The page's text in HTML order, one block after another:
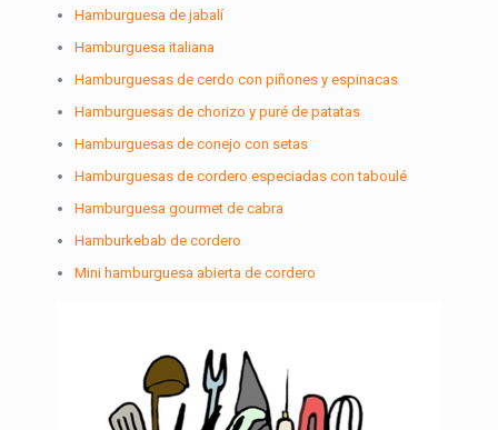
Hamburguesa de jabalí
Hamburguesa italiana
Hamburguesas de cerdo con piñones y espinacas
Hamburguesas de chorizo y puré de patatas
Hamburguesas de conejo con setas
Hamburguesas de cordero especiadas con taboulé
Hamburguesa gourmet de cabra
Hamburkebab de cordero
Mini hamburguesa abierta de cordero